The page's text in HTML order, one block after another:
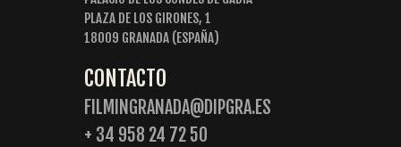
PLAZA DE LOS GIRONES, 1
18009 GRANADA (ESPAÑA)
CONTACTO
FILMINGRANADA@DIPGRA.ES
+ 34 958 24 72 50